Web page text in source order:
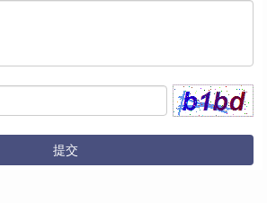
提交